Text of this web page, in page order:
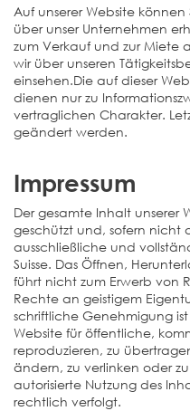
Auf unserer Website
über unser Unternehmen
zum Verkauf und zur Miete
wir über unseren
einsehen.Die auf dieser
dienen nur zu
vertraglichen Charakter.
geändert werden.
Impressum
Der gesamte Inhalt unserer
geschützt und, sofern nicht
ausschließliche und
Suisse. Das Öffnen,
führt nicht zum Erwerb von
Rechte an geistigem
schriftliche Genehmigung
Website für öffentliche,
reproduzieren, zu
ändern, zu verlinken oder
autorisierte Nutzung des
rechtlich verfolgt.